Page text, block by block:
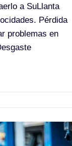
a SuLlanta
Pérdida
problemas en